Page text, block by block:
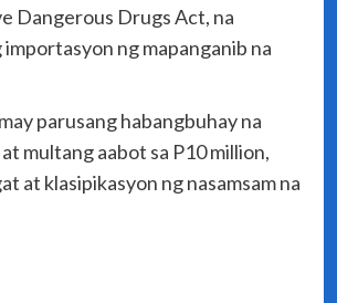
Dangerous Drugs Act, na
ng mapanganib na
parusang habangbuhay na
multang aabot sa P10 million,
at klasipikasyon ng nasamsam na